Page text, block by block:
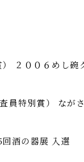
２００６めし碗
員特別賞） なが
酒の器展 入選